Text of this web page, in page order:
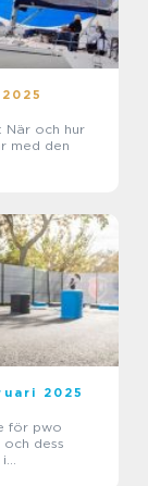
När och hur
med den
2025
för pwo
dess